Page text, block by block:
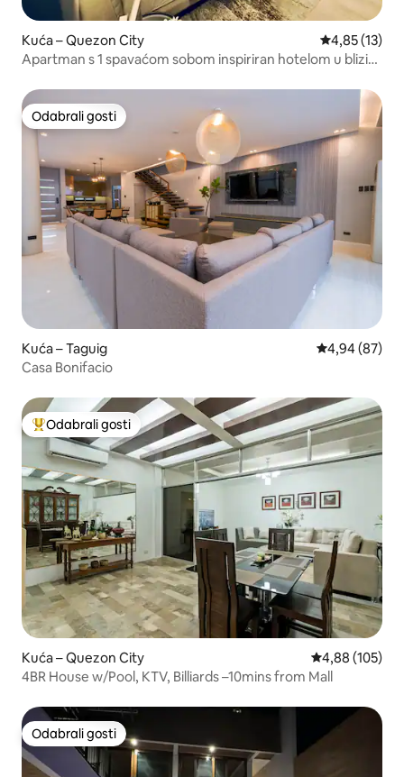
Kuća – Quezon City Prosječna
4,85 (13)
Apartman s 1 spavaćom sobom inspiriran hotelom u blizini
Odabrali gosti
Odabrali gosti
Kuća – Taguig Prosječna
4,94 (87)
Casa Bonifacio
Među najviše rangiranima s oznakom „Odabrali gosti”
Odabrali gosti
Kuća – Quezon City Prosječna
4,88 (105)
4BR House w/Pool, KTV, Billiards –10mins from Mall
Odabrali gosti
Odabrali gosti